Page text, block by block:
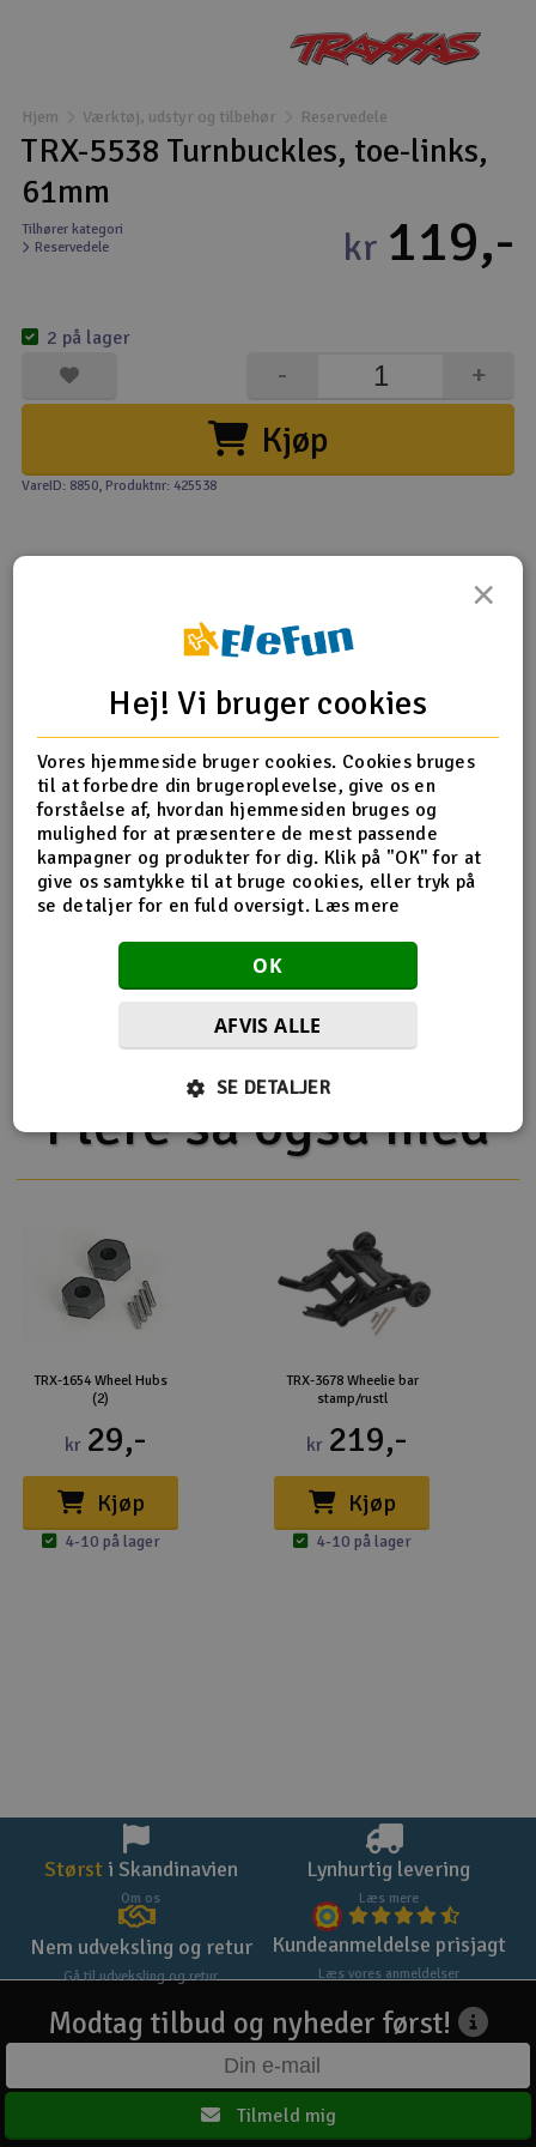
Droner til FPV
Fly
Helikopter
Modelbygg og byggesæt
Modeljernbane
Motor & tilbehør
Scooter & elkøretøj
Slot racing
Smarthjem, leg og hobby
Solenergi
Værktøj, udstyr og tilbehør
Hjem Værktøj, udstyr og tilbehør Reservedele
TRX-5538 Turnbuckles, toe-links,
61mm
Tilhører kategori
Reservedele
kr 119,-
Kjøp
+
-
2 på lager
VareID: 8850, Produktnr: 425538
Tip din ven Anmeldelser
Produkt information
5538 Turnbuckles, toe-links, 61mm (front or rear) (2)
(assembled with rod ends and hollow balls)
forbundet med
Reservedeler Traxxas
Flere så også med
TRX-1654 Wheel Hubs
(2)
kr 29,-
Kjøp
4-10 på lager
TRX-3678 Wheelie bar
stamp/rustl
kr 219,-
Kjøp
4-10 på lager
Størst i Skandinavien
Om os
Lynhurtig levering
Læs mere
Nem udveksling og retur
Gå til udveksling og retur
Kundeanmeldelse prisjagt
Læs vores anmeldelser
Modtag tilbud og nyheder først!
Tilmeld mig
×
Hej! Vi bruger cookies
Vores hjemmeside bruger cookies. Cookies bruges
til at forbedre din brugeroplevelse, give os en
forståelse af, hvordan hjemmesiden bruges og
mulighed for at præsentere de mest passende
kampagner og produkter for dig. Klik på "OK" for at
give os samtykke til at bruge cookies, eller tryk på
se detaljer for en fuld oversigt. Læs mere
OK
AFVIS ALLE
SE DETALJER